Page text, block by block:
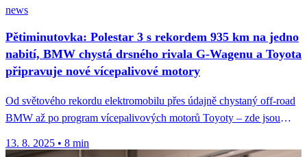
news
Pětiminutovka: Polestar 3 s rekordem 935 km na jedno
nabití, BMW chystá drsného rivala G‑Wagenu a Toyota
připravuje nové vícepalivové motory
Od světového rekordu elektromobilu přes údajně chystaný off‑road
BMW až po program vícepalivových motorů Toyoty – zde jsou
13. 8. 2025 • 8 min